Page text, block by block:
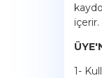
içerir.
1-